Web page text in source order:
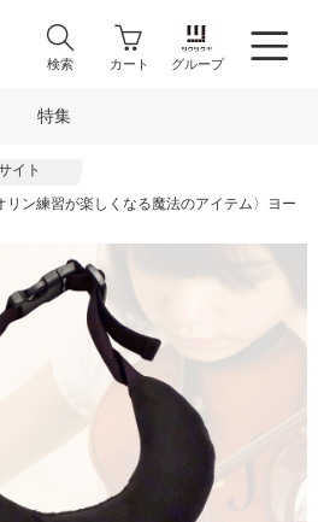
検索 カート グループ
特集
サイト
ン練習が楽しくなる魔法のアイテム〉ヨー